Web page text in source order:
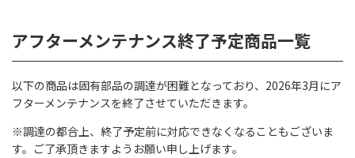
アフターメンテナンス終了予定商品一覧
以下の商品は固有部品の調達が困難となっており、2026年3月にア
フターメンテナンスを終了させていただきます。
※調達の都合上、終了予定前に対応できなくなることもございま
す。ご了承頂きますようお願い申し上げます。